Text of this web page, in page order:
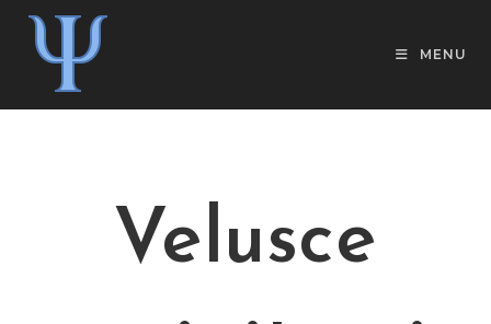
MENU
Velusce